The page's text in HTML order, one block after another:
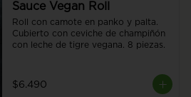
Sauce Vegan Roll
Roll con camote en panko y palta.
Cubierto con ceviche de champiñón
con leche de tigre vegana. 8 piezas.
$6.490